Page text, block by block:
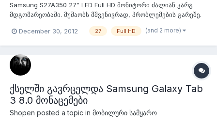
Samsung S27A350 27" LED Full HD მონიტორი ძალიან კარგ
მდგომარეობაში. მუშაობს მშვენივრად, პრობლემების გარეშე.
December 30, 2012
27 Full HD (and 2 more)
ქსელში გავრცელდა Samsung Galaxy Tab
3 8.0 მონაცემები
Shopen posted a topic in მობილური სამყარო